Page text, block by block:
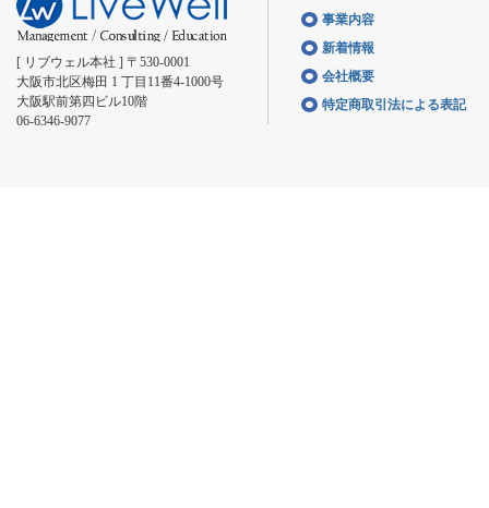
[ リブウェル本社 ] 〒530-0001
大阪市北区梅田 1 丁目11番4-1000号
大阪駅前第四ビル10階
06-6346-9077
事業内容
新着情報
会社概要
特定商取引法による表記